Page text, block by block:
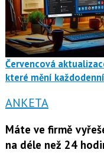
Červencová
které mění
ANKETA
Máte ve firmě
na déle než 24